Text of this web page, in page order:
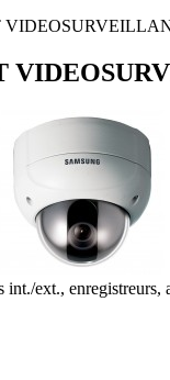
int./ext., enregistreurs,